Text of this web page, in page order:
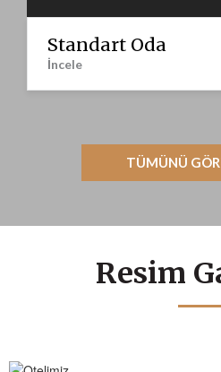
Standart Oda
İncele
TÜMÜNÜ
Resim